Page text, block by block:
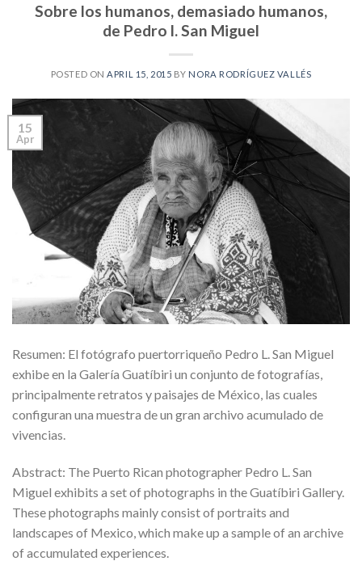
Sobre los humanos, demasiado humanos,
de Pedro l. San Miguel
POSTED ONAPRIL 15, 2015 BY NORA RODRÍGUEZ VALLÉS
15
Apr
Resumen: El fotógrafo puertorriqueño Pedro L. San Miguel
exhibe en la Galería Guatíbiri un conjunto de fotografías,
principalmente retratos y paisajes de México, las cuales
configuran una muestra de un gran archivo acumulado de
vivencias.
Abstract: The Puerto Rican photographer Pedro L. San
Miguel exhibits a set of photographs in the Guatíbiri Gallery.
These photographs mainly consist of portraits and
landscapes of Mexico, which make up a sample of an archive
of accumulated experiences.